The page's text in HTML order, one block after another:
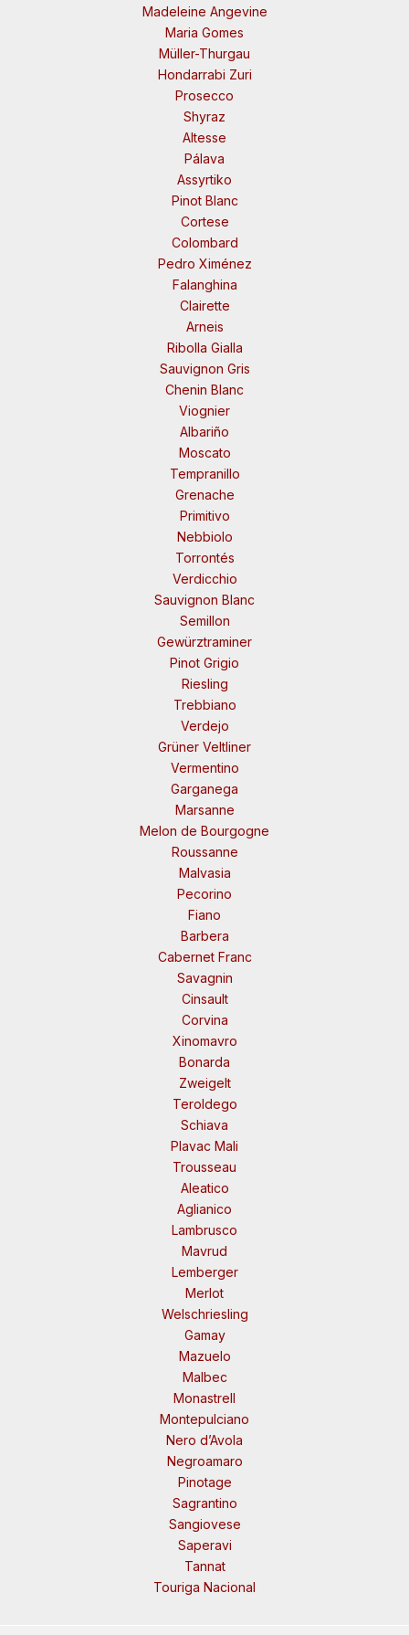
Madeleine Angevine
Maria Gomes
Müller-Thurgau
Hondarrabi Zuri
Prosecco
Shyraz
Altesse
Pálava
Assyrtiko
Pinot Blanc
Cortese
Colombard
Pedro Ximénez
Falanghina
Clairette
Arneis
Ribolla Gialla
Sauvignon Gris
Chenin Blanc
Viognier
Albariño
Moscato
Tempranillo
Grenache
Primitivo
Nebbiolo
Torrontés
Verdicchio
Sauvignon Blanc
Semillon
Gewürztraminer
Pinot Grigio
Riesling
Trebbiano
Verdejo
Grüner Veltliner
Vermentino
Garganega
Marsanne
Melon de Bourgogne
Roussanne
Malvasia
Pecorino
Fiano
Barbera
Cabernet Franc
Savagnin
Cinsault
Corvina
Xinomavro
Bonarda
Zweigelt
Teroldego
Schiava
Plavac Mali
Trousseau
Aleatico
Aglianico
Lambrusco
Mavrud
Lemberger
Merlot
Welschriesling
Gamay
Mazuelo
Malbec
Monastrell
Montepulciano
Nero d’Avola
Negroamaro
Pinotage
Sagrantino
Sangiovese
Saperavi
Tannat
Touriga Nacional